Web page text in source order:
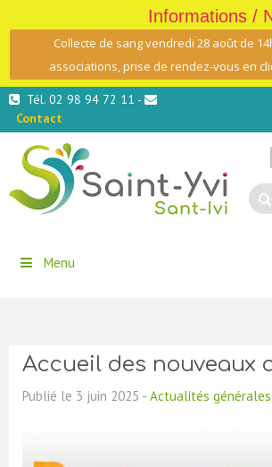
Tél. 02 98 94 72 11 -
Contact
Menu
Accueil des nouveaux
Publié le 3 juin 2025 - Actualités générales
Informations /
Collecte de sang vendredi 28 août de
associations, prise de rendez-vous en